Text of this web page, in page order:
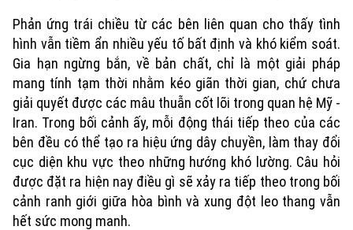
Phản ứng trái chiều từ các bên liên quan cho thấy tình
hình vẫn tiềm ẩn nhiều yếu tố bất định và khó kiểm soát.
Gia hạn ngừng bắn, về bản chất, chỉ là một giải pháp
mang tính tạm thời nhằm kéo giãn thời gian, chứ chưa
giải quyết được các mâu thuẫn cốt lõi trong quan hệ Mỹ -
Iran. Trong bối cảnh ấy, mỗi động thái tiếp theo của các
bên đều có thể tạo ra hiệu ứng dây chuyền, làm thay đổi
cục diện khu vực theo những hướng khó lường. Câu hỏi
được đặt ra hiện nay điều gì sẽ xảy ra tiếp theo trong bối
cảnh ranh giới giữa hòa bình và xung đột leo thang vẫn
hết sức mong manh.